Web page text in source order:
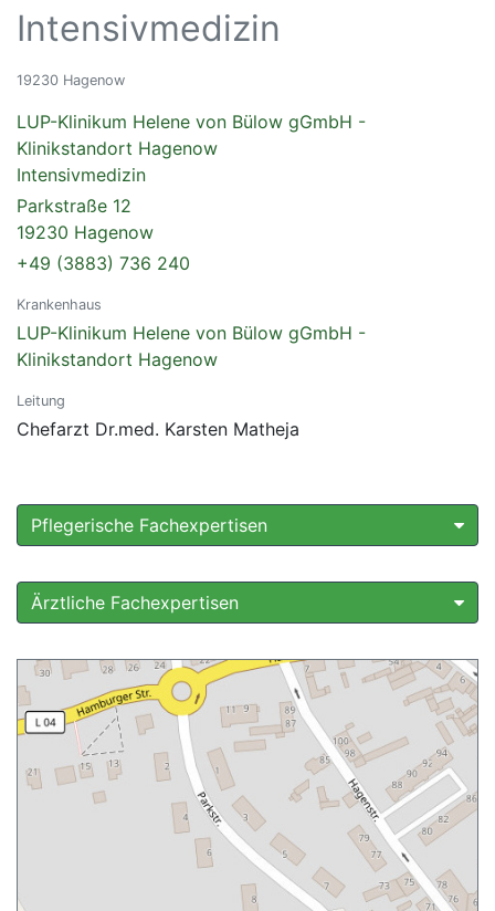
Intensivmedizin
19230 Hagenow
LUP-Klinikum Helene von Bülow gGmbH -
Klinikstandort Hagenow
Intensivmedizin
Parkstraße 12
19230 Hagenow
+49 (3883) 736 240
Krankenhaus
LUP-Klinikum Helene von Bülow gGmbH -
Klinikstandort Hagenow
Leitung
Chefarzt Dr.med. Karsten Matheja
Pflegerische Fachexpertisen
Ärztliche Fachexpertisen